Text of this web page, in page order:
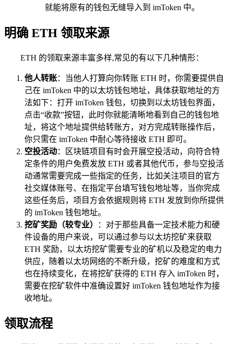
就能将原有的钱包无缝导入到 imToken 中。
明确 ETH 领取来源
ETH 的领取来源丰富多样,常见的有以下几种情形：
他人转账：当他人打算向你转账 ETH 时，你需要提供自
己在 imToken 中的以太坊钱包地址，具体获取地址的方
法如下：打开 imToken 钱包，切换到以太坊钱包界面，
点击“收款”按钮，此时你就能清晰地看到自己的钱包地
址，将这个地址提供给转账方，对方完成转账操作后，
你只需在 imToken 中耐心等待接收 ETH 即可。
空投活动：区块链项目有时会开展空投活动，向符合特
定条件的用户免费发放 ETH 或者其他代币，参与空投活
动通常需要完成一些指定的任务，比如关注项目的官方
社交媒体账号、在指定平台填写钱包地址等，当你完成
这些任务后，项目方会依据规则将 ETH 发放到你所提供
的 imToken 钱包地址。
挖矿奖励（较专业）
：对于那些具备一定技术能力和硬
件设备的用户来说，可以通过参与以太坊挖矿来获取
ETH 奖励，以太坊挖矿需要专业的矿机以及稳定的电力
供应，随着以太坊网络的不断升级，挖矿的难度和方式
也在持续变化，在将挖矿获得的 ETH 存入 imToken 时，
需要在挖矿软件中准确设置好 imToken 钱包地址作为接
收地址。
领取流程